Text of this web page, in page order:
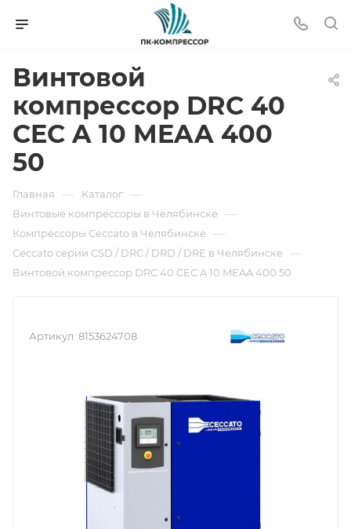
Винтовой
компрессор DRC 40
CEC A 10 MEAA 400
50
Главная — Каталог —
Винтовые компрессоры в Челябинске —
Компрессоры Ceccato в Челябинске —
Ceccato серии CSD / DRC / DRD / DRE в Челябинске —
Винтовой компрессор DRC 40 CEC A 10 MEAA 400 50
Артикул: 8153624708